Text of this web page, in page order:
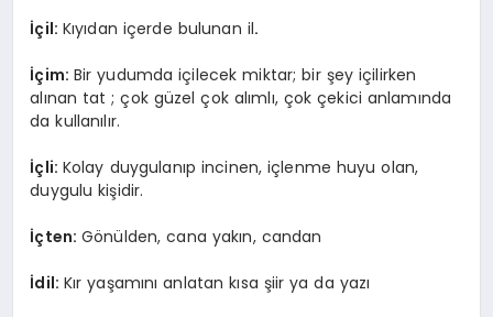
İçil: Kıyıdan içerde bulunan il.
İçim: Bir yudumda içilecek miktar; bir şey içilirken
alınan tat ; çok güzel çok alımlı, çok çekici anlamında
da kullanılır.
İçli: Kolay duygulanıp incinen, içlenme huyu olan,
duygulu kişidir.
İçten:Gönülden, cana yakın, candan
İdil: Kır yaşamını anlatan kısa şiir ya da yazı